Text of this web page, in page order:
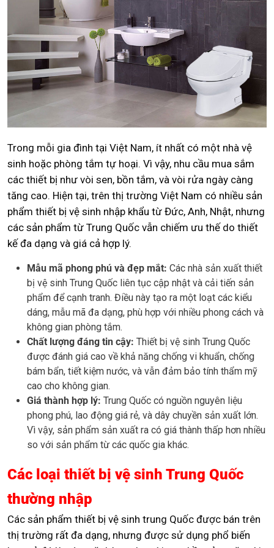
Trong mỗi gia đình tại Việt Nam, ít nhất có một nhà vệ
sinh hoặc phòng tắm tự hoại. Vì vậy, nhu cầu mua sắm
các thiết bị như vòi sen, bồn tắm, và vòi rửa ngày càng
tăng cao. Hiện tại, trên thị trường Việt Nam có nhiều sản
phẩm thiết bị vệ sinh nhập khẩu từ Đức, Anh, Nhật, nhưng
các sản phẩm từ Trung Quốc vẫn chiếm ưu thế do thiết
kế đa dạng và giá cả hợp lý.
Mẫu mã phong phú và đẹp mắt: Các nhà sản xuất thiết
bị vệ sinh Trung Quốc liên tục cập nhật và cải tiến sản
phẩm để cạnh tranh. Điều này tạo ra một loạt các kiểu
dáng, mẫu mã đa dạng, phù hợp với nhiều phong cách và
không gian phòng tắm.
Chất lượng đáng tin cậy: Thiết bị vệ sinh Trung Quốc
được đánh giá cao về khả năng chống vi khuẩn, chống
bám bẩn, tiết kiệm nước, và vẫn đảm bảo tính thẩm mỹ
cao cho không gian.
Giá thành hợp lý: Trung Quốc có nguồn nguyên liệu
phong phú, lao động giá rẻ, và dây chuyền sản xuất lớn.
Vì vậy, sản phẩm sản xuất ra có giá thành thấp hơn nhiều
so với sản phẩm từ các quốc gia khác.
Các loại thiết bị vệ sinh Trung Quốc
thường nhập
Các sản phẩm thiết bị vệ sinh trung Quốc được bán trên
thị trường rất đa dạng, nhưng được sử dụng phổ biến